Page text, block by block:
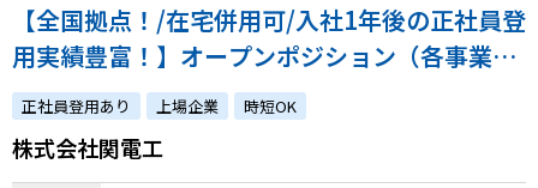
【全国拠点！/在宅併用可/入社1年後の正社員登
用実績豊富！】オープンポジション（各事業所
での事務職・建築CADオペレーター）
正社員登用あり 上場企業 時短OK
株式会社関電工
障害のある新卒学生専門の就職エージェントサービス
求人検索・スカウトサービス
就職・転職ノウハウ
お問い合わせ・よくある質問
お問い合わせ